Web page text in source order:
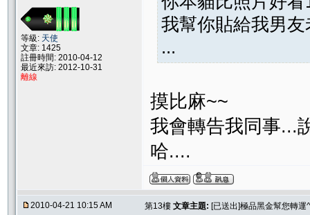
等級: 天使
文章: 1425
註冊時間: 2010-04-12
最近來訪: 2012-10-31
離線
我幫你貼給我男
...
摸比麻~~
我會轉告我同事...
哈....
2010-04-21 10:15 AM 第13樓 文章主題: [已送出]極品黑金幫您轉運